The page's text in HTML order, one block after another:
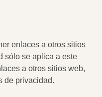
enlaces a otros sitios
sólo se aplica a este
a otros sitios web,
de privacidad.